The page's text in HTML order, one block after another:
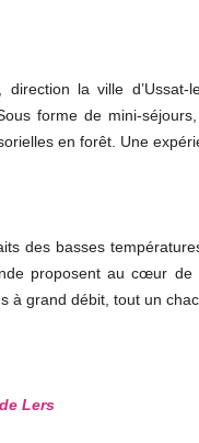
la ville d’Ussat-
forme de mini-
en forêt. Une
des basses
proposent au cœur de
à grand débit, tout un
Lers